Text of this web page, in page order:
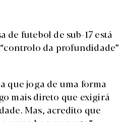
futebol de sub-17 está
da profundidade”
que joga de uma forma
mais direto que exigirá
Mas, acredito que